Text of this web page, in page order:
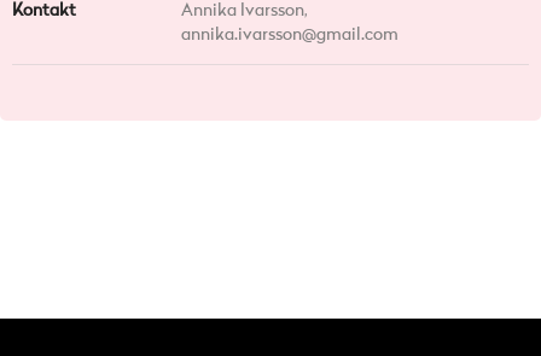
Kontakt
Annika Ivarsson,
annika.ivarsson@gmail.com